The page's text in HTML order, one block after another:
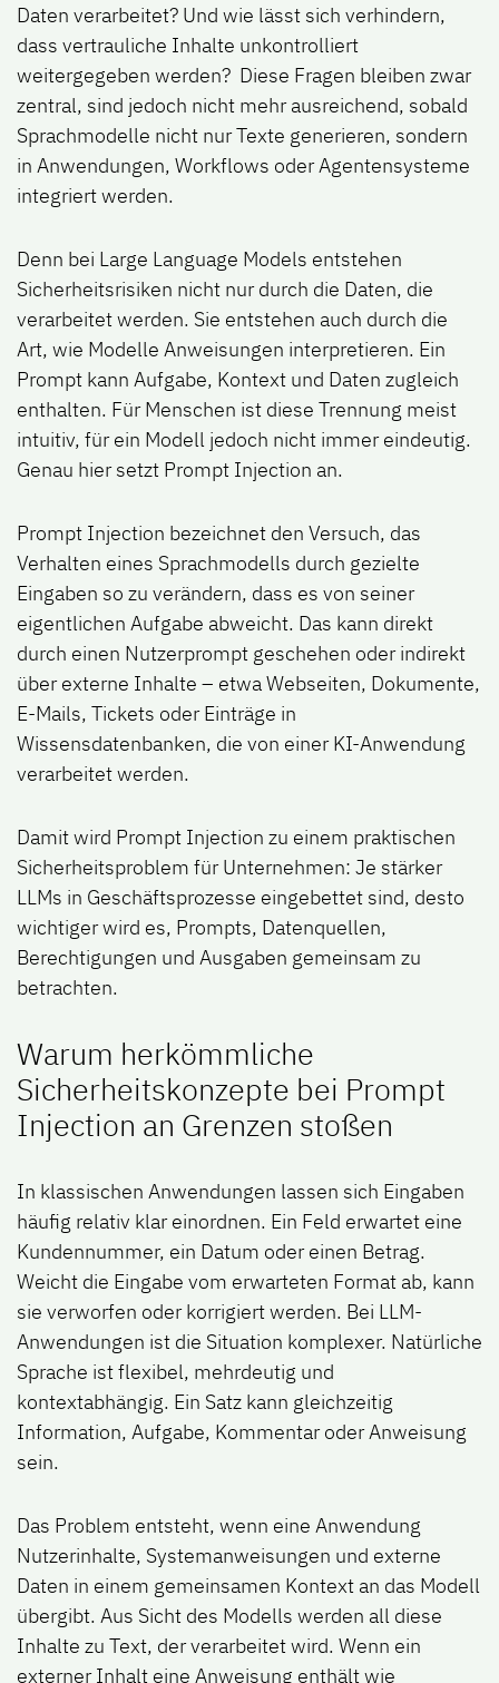
Daten verarbeitet? Und wie lässt sich verhindern,
dass vertrauliche Inhalte unkontrolliert
weitergegeben werden? Diese Fragen bleiben zwar
zentral, sind jedoch nicht mehr ausreichend, sobald
Sprachmodelle nicht nur Texte generieren, sondern
in Anwendungen, Workflows oder Agentensysteme
integriert werden.
Denn bei Large Language Models entstehen
Sicherheitsrisiken nicht nur durch die Daten, die
verarbeitet werden. Sie entstehen auch durch die
Art, wie Modelle Anweisungen interpretieren. Ein
Prompt kann Aufgabe, Kontext und Daten zugleich
enthalten. Für Menschen ist diese Trennung meist
intuitiv, für ein Modell jedoch nicht immer eindeutig.
Genau hier setzt Prompt Injection an.
Prompt Injection bezeichnet den Versuch, das
Verhalten eines Sprachmodells durch gezielte
Eingaben so zu verändern, dass es von seiner
eigentlichen Aufgabe abweicht. Das kann direkt
durch einen Nutzerprompt geschehen oder indirekt
über externe Inhalte – etwa Webseiten, Dokumente,
E-Mails, Tickets oder Einträge in
Wissensdatenbanken, die von einer KI-Anwendung
verarbeitet werden.
Damit wird Prompt Injection zu einem praktischen
Sicherheitsproblem für Unternehmen: Je stärker
LLMs in Geschäftsprozesse eingebettet sind, desto
wichtiger wird es, Prompts, Datenquellen,
Berechtigungen und Ausgaben gemeinsam zu
betrachten.
Warum herkömmliche
Sicherheitskonzepte bei Prompt
Injection an Grenzen stoßen
In klassischen Anwendungen lassen sich Eingaben
häufig relativ klar einordnen. Ein Feld erwartet eine
Kundennummer, ein Datum oder einen Betrag.
Weicht die Eingabe vom erwarteten Format ab, kann
sie verworfen oder korrigiert werden. Bei LLM-
Anwendungen ist die Situation komplexer. Natürliche
Sprache ist flexibel, mehrdeutig und
kontextabhängig. Ein Satz kann gleichzeitig
Information, Aufgabe, Kommentar oder Anweisung
sein.
Das Problem entsteht, wenn eine Anwendung
Nutzerinhalte, Systemanweisungen und externe
Daten in einem gemeinsamen Kontext an das Modell
übergibt. Aus Sicht des Modells werden all diese
Inhalte zu Text, der verarbeitet wird. Wenn ein
externer Inhalt eine Anweisung enthält wie